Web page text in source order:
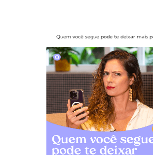
Quem você segue pode te deixar mais